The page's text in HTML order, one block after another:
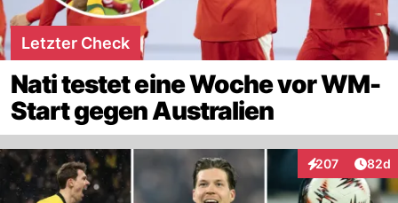
Letzter Check
Nati testet eine Woche vor WM-
Start gegen Australien
207
Interaktionen
82d